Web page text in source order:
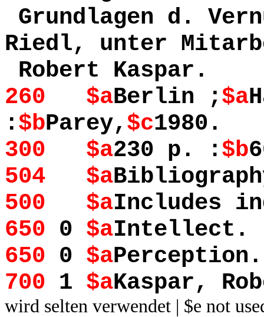
Grundlagen d.
Riedl, unter
Robert Kaspar.
260 $aBerlin ;$a
: $bParey, $c1980.
300 $a230 p. : $b
504 $a
500 $aIncludes
650 0 $aIntellect.
650 0 $aPerception.
700 1 $aKaspar,
wird selten verwendet | $e not